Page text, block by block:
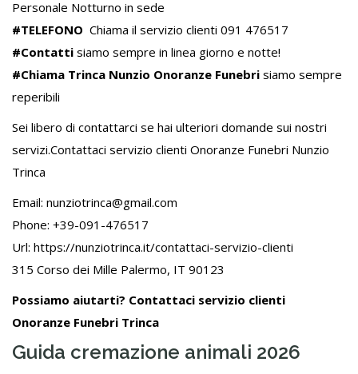
Personale Notturno in sede
#TELEFONO Chiama il servizio clienti 091 476517
#Contatti siamo sempre in linea giorno e notte!
#Chiama Trinca Nunzio Onoranze Funebri siamo sempre
reperibili
Sei libero di contattarci se hai ulteriori domande sui nostri
servizi.Contattaci servizio clienti Onoranze Funebri Nunzio
Trinca
Email: nunziotrinca@gmail.com
Phone: +39-091-476517
Url: https://nunziotrinca.it/contattaci-servizio-clienti
315 Corso dei Mille Palermo, IT 90123
Possiamo aiutarti? Contattaci servizio clienti
Onoranze Funebri Trinca
Guida cremazione animali 2026